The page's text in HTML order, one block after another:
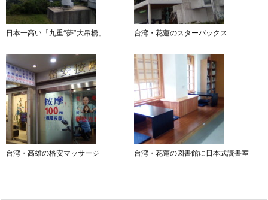
日本一高い「九重“夢”大吊橋」 台湾・花蓮のスターバックス
台湾・高雄の格安マッサージ 台湾・花蓮の図書館に日本式読書室